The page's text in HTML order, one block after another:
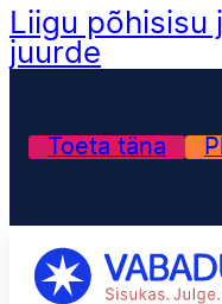
Liigu põhisisu
juurde
Toeta täna